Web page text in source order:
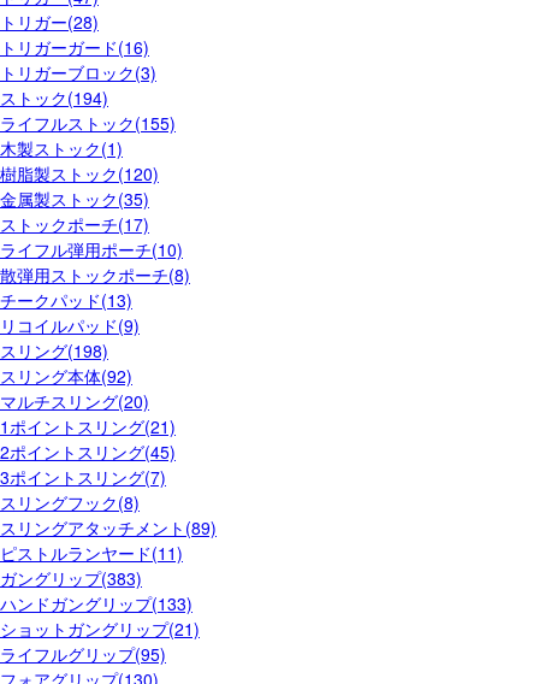
トリガー(28)
トリガーガード(16)
トリガーブロック(3)
ストック(194)
ライフルストック(155)
木製ストック(1)
樹脂製ストック(120)
金属製ストック(35)
ストックポーチ(17)
ライフル弾用ポーチ(10)
散弾用ストックポーチ(8)
チークパッド(13)
リコイルパッド(9)
スリング(198)
スリング本体(92)
マルチスリング(20)
1ポイントスリング(21)
2ポイントスリング(45)
3ポイントスリング(7)
スリングフック(8)
スリングアタッチメント(89)
ピストルランヤード(11)
ガングリップ(383)
ハンドガングリップ(133)
ショットガングリップ(21)
ライフルグリップ(95)
フォアグリップ(130)